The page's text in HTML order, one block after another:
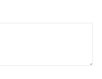
服，从而改写中华民